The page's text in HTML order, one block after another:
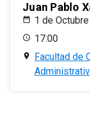
Juan Pablo
1 de
17:00
Facultad de